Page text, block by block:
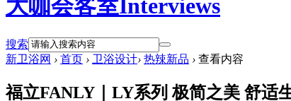
大咖会客室Interviews
搜索
新卫浴网 › 首页 › 卫浴设计› 热辣新品 › 查看内容
福立FANLY｜LY系列 极简之美 舒适